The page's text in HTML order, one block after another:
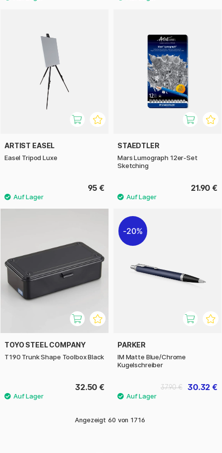
ARTIST EASEL
Easel Tripod Luxe
95 €
STAEDTLER
Mars Lumograph 12er-Set
Sketching
21.90 €
TOYO STEEL COMPANY
T190 Trunk Shape Toolbox Black
32.50 €
20%
PARKER
IM Matte Blue/Chrome
Kugelschreiber
30.32 €
37.90 €
Angezeigt 60 von 1716